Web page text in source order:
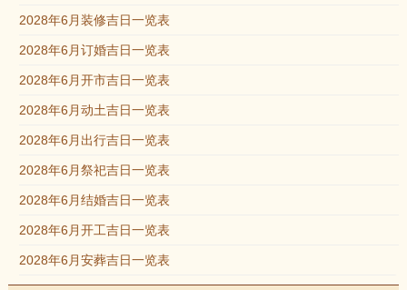
2028年6月装修吉日一览表
2028年6月订婚吉日一览表
2028年6月开市吉日一览表
2028年6月动土吉日一览表
2028年6月出行吉日一览表
2028年6月祭祀吉日一览表
2028年6月结婚吉日一览表
2028年6月开工吉日一览表
2028年6月安葬吉日一览表